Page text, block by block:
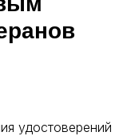
удостоверений